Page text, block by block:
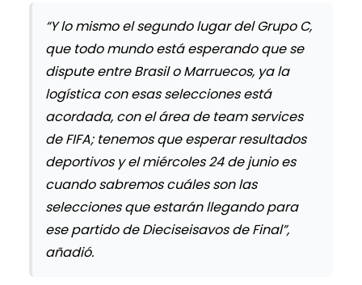
“Y lo mismo el segundo lugar del Grupo C,
que todo mundo está esperando que se
dispute entre Brasil o Marruecos, ya la
logística con esas selecciones está
acordada, con el área de team services
de FIFA; tenemos que esperar resultados
deportivos y el miércoles 24 de junio es
cuando sabremos cuáles son las
selecciones que estarán llegando para
ese partido de Dieciseisavos de Final”,
añadió.